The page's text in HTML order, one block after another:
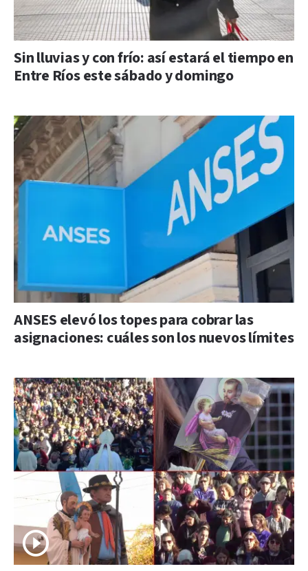
Sin lluvias y con frío: así estará el tiempo en
Entre Ríos este sábado y domingo
ANSES elevó los topes para cobrar las
asignaciones: cuáles son los nuevos límites